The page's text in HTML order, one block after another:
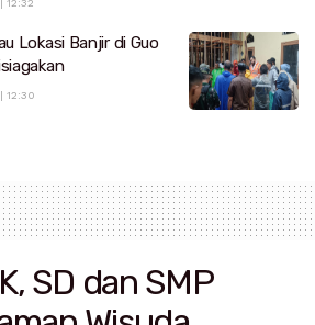
12:32
Lokasi Banjir di Guo
12:30
SD dan SMP